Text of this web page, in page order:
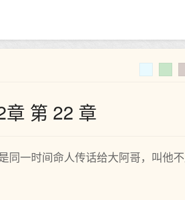
章 第 22 章
同一时间命人传话给大阿哥，叫他